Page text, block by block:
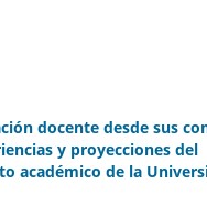
docente desde sus
y proyecciones del
académico de la